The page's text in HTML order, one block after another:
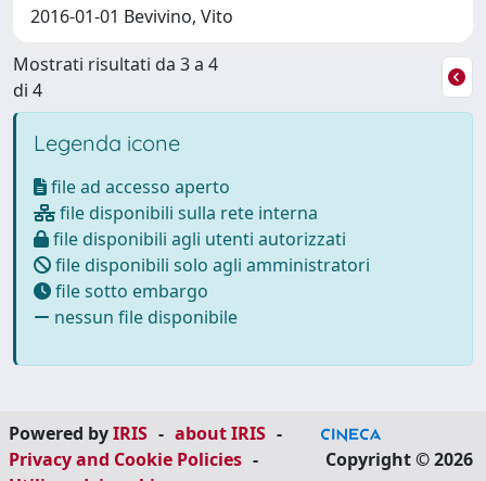
2016-01-01 Bevivino, Vito
Mostrati risultati da 3 a 4
di 4
Legenda icone
file ad accesso aperto
file disponibili sulla rete interna
file disponibili agli utenti autorizzati
file disponibili solo agli amministratori
file sotto embargo
nessun file disponibile
Powered byIRIS - about IRIS -
Privacy and Cookie Policies -
Copyright © 2026